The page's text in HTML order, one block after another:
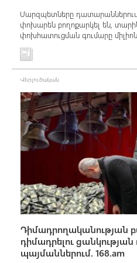
Մարզպետները դատարաններում
փոխարեն բողոքարկել են,
փոխհատուցման գումարը
Վերլուծական
Դիմադրողականության
դիմադրելու
պայմաններում. 168.am